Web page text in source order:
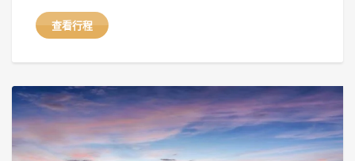
查看行程